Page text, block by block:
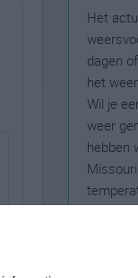
Het
dagen
het
Wil je
weer
hebben